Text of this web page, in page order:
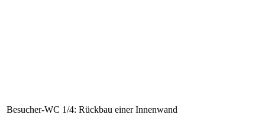
Besucher-WC 1/4: Rückbau einer Innenwand